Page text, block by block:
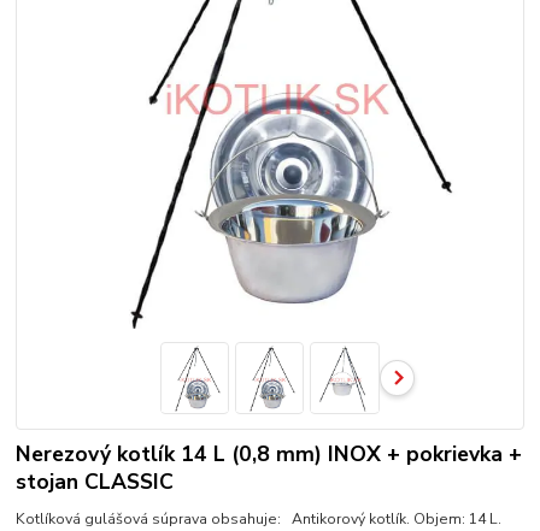
Nerezový kotlík 14 L (0,8 mm) INOX + pokrievka +
stojan CLASSIC
Kotlíková gulášová súprava obsahuje: Antikorový kotlík. Objem: 14 L.